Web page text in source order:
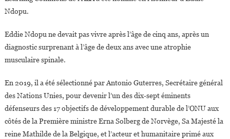
Ndopu.
Eddie Ndopu ne devait pas vivre après l’âge de cinq ans, après un
diagnostic surprenant à l’âge de deux ans avec une atrophie
musculaire spinale.
En 2019, il a été sélectionné par Antonio Guterres, Secrétaire général
des Nations Unies, pour devenir l’un des dix-sept éminents
défenseurs des 17 objectifs de développement durable de l’ONU aux
côtés de la Première ministre Erna Solberg de Norvège, Sa Majesté la
reine Mathilde de la Belgique, et l’acteur et humanitaire primé aux